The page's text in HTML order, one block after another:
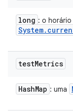
long : o
System.
testMetrics
HashMap : uma